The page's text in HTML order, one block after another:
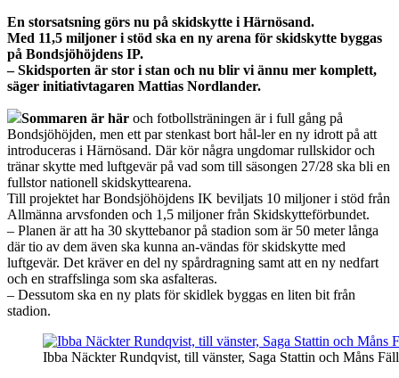
En storsatsning görs nu på skidskytte i Härnösand.
Med 11,5 miljoner i stöd ska en ny arena för skidskytte byggas
på Bondsjöhöjdens IP.
– Skidsporten är stor i stan och nu blir vi ännu mer komplett,
säger initiativtagaren Mattias Nordlander.
Sommaren är här och fotbollsträningen är i full gång på
Bondsjöhöjden, men ett par stenkast bort hål-ler en ny idrott på att
introduceras i Härnösand. Där kör några ungdomar rullskidor och
tränar skytte med luftgevär på vad som till säsongen 27/28 ska bli en
fullstor nationell skidskyttearena.
Till projektet har Bondsjöhöjdens IK beviljats 10 miljoner i stöd från
Allmänna arvsfonden och 1,5 miljoner från Skidskytteförbundet.
– Planen är att ha 30 skyttebanor på stadion som är 50 meter långa
där tio av dem även ska kunna an-vändas för skidskytte med
luftgevär. Det kräver en del ny spårdragning samt att en ny nedfart
och en straffslinga som ska asfalteras.
– Dessutom ska en ny plats för skidlek byggas en liten bit från
stadion.
Ibba Näckter Rundqvist, till vänster, Saga Stattin och Måns